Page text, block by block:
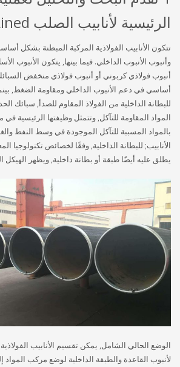
الرئيسية لأنابيب الصلب Clad Lined
تتكون الأنابيب الفولاذية المركبة المبطنة بشكل
وأنبوب الأنبوب الداخلي. فيما بينها, يتكون
أنبوب فولاذي كربوني أو أنبوب فولاذي منخفض
أساسي في دعم الأنبوب الداخلي ومقاومة الضغط,
للبطانة الداخلية من الفولاذ المقاوم للصدأ, سبائك
المواد المقاومة للتآكل, وتتمثل وظيفتها الرئيسية في
بالمواد المسببة للتآكل الموجودة في وسط النفط
الأنابيب; للبطانة الداخلية, وفقًا لخصائص تكنولوجيا
يطلق عليه أيضًا طبقة أو بطانة داخلية, ويظهر الهيكل
الوضع الحالي الشامل, يمكن تقسيم الأنابيب
لأنبوب القاعدة والطبقة الداخلية لوضع مركب